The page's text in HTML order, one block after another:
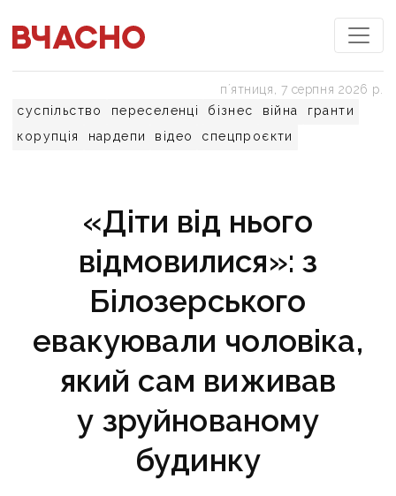
суспільство переселенці бізнес війна
гранти
корупція
нардепи відео спецпроєкти
пʼятниця, 7 серпня 2026 р.
«Діти від нього
відмовилися»: з
Білозерського
евакуювали чоловіка,
який сам виживав
у зруйнованому
будинку